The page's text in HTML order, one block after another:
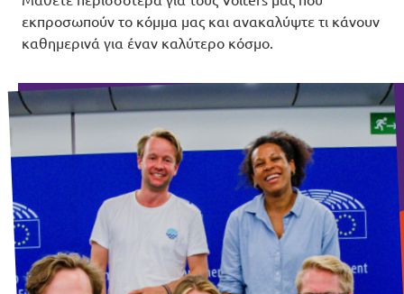
εκπροσωπούν το κόμμα μας και ανακαλύψτε τι κάνουν
καθημερινά για έναν καλύτερο κόσμο.